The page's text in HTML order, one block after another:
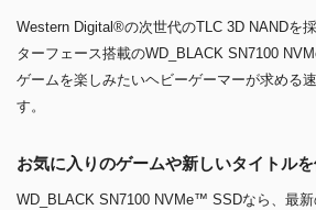
Western Digital®の次世代のTLC 3D NANDを
ターフェース搭載のWD_BLACK SN7100
ゲームを楽しみたいヘビーゲーマーが求める
す。
お気に入りのゲームや新しいタイトル
WD_BLACK SN7100 NVMe™ SSDなら、最